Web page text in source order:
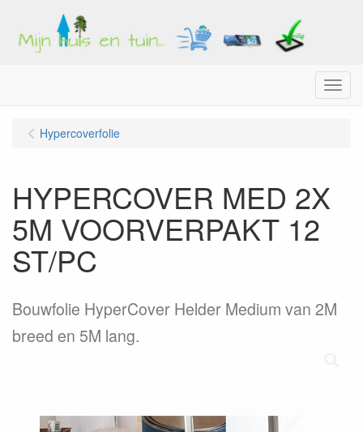
Menu
Hypercoverfolie
HYPERCOVER MED 2X
5M VOORVERPAKT 12
ST/PC
Bouwfolie HyperCover Helder Medium van 2M
breed en 5M lang.